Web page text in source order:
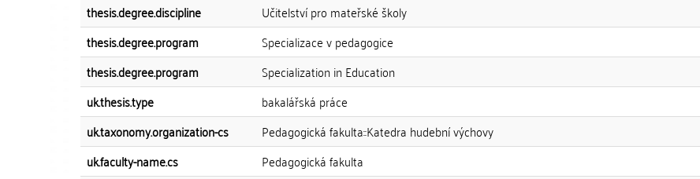
thesis.degree.discipline
Učitelství pro mateřské školy
thesis.degree.program
Specializace v pedagogice
thesis.degree.program
Specialization in Education
uk.thesis.type
bakalářská práce
uk.taxonomy.organization-cs
Pedagogická fakulta::Katedra hudební výchovy
uk.faculty-name.cs
Pedagogická fakulta